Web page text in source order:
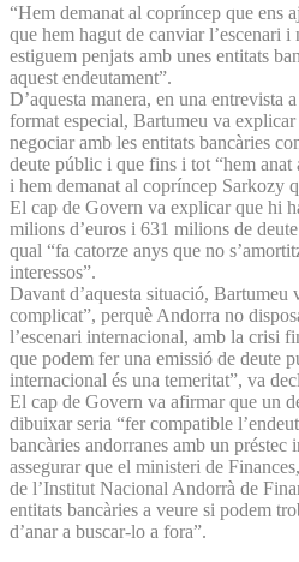
“Hem demanat al copríncep que ens
que hem hagut de canviar l’escenari i
estiguem penjats amb unes entitats
aquest endeutament”.
D’aquesta manera, en una entrevista
format especial, Bartumeu va
negociar amb les entitats bancàries
deute públic i que fins i tot “hem anat
i hem demanat al copríncep Sarkozy
El cap de Govern va explicar que hi
milions d’euros i 631 milions de
qual “fa catorze anys que no
interessos”.
Davant d’aquesta situació, Bartumeu
complicat”, perquè Andorra no
l’escenari internacional, amb la crisi
que podem fer una emissió de deute
internacional és una temeritat”, va
El cap de Govern va afirmar que un
dibuixar seria “fer compatible
bancàries andorranes amb un préstec
assegurar que el ministeri de
de l’Institut Nacional Andorrà de
entitats bancàries a veure si podem
d’anar a buscar-lo a fora”.